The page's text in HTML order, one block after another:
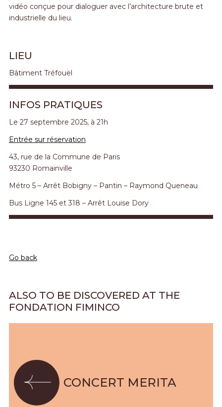
vidéo conçue pour dialoguer avec l’architecture brute et
industrielle du lieu.
LIEU
Bâtiment Tréfouël
INFOS PRATIQUES
Le 27 septembre 2025, à 21h
Entrée sur réservation
43, rue de la Commune de Paris
93230 Romainville
Métro 5 – Arrêt Bobigny – Pantin – Raymond Queneau
Bus Ligne 145 et 318 – Arrêt Louise Dory
Go back
ALSO TO BE DISCOVERED AT THE
FONDATION FIMINCO
CONCERT MERITA